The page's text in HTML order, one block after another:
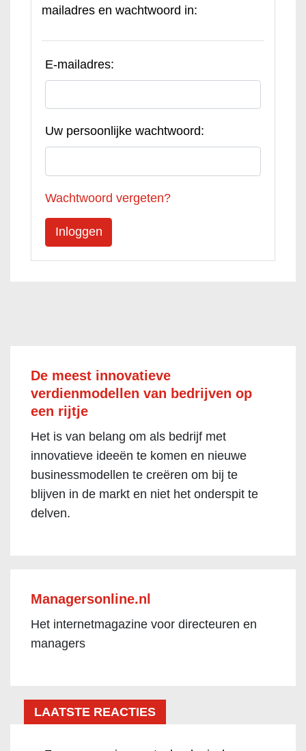
mailadres en wachtwoord in:
E-mailadres:
Uw persoonlijke wachtwoord:
Wachtwoord vergeten?
De meest innovatieve
verdienmodellen van bedrijven op
een rijtje
Het is van belang om als bedrijf met
innovatieve ideeën te komen en nieuwe
businessmodellen te creëren om bij te
blijven in de markt en niet het onderspit te
delven.
Managersonline.nl
Het internetmagazine voor directeuren en
managers
LAATSTE REACTIES